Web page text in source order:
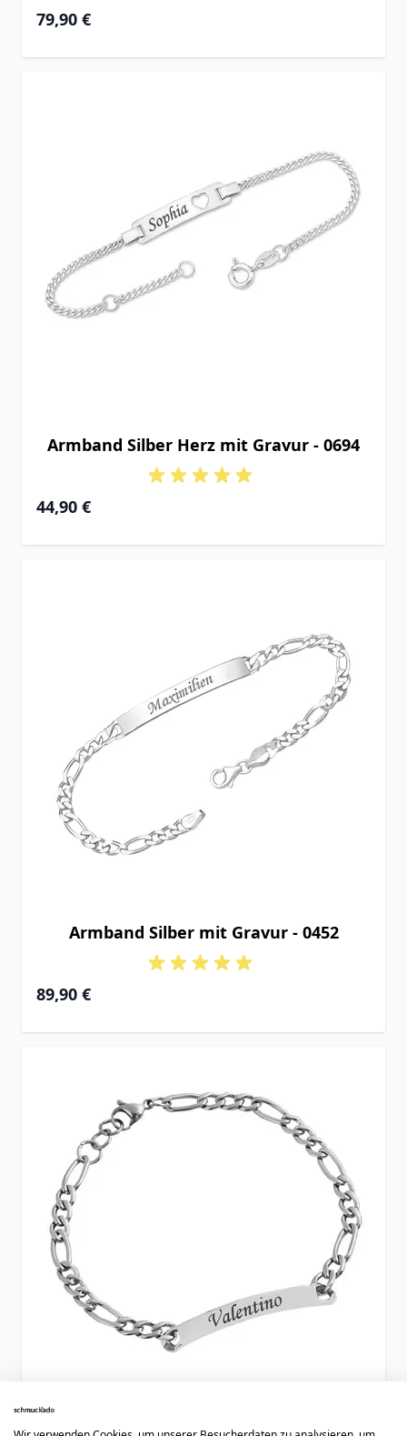
Ab
79,90 €
Armband Silber Herz mit Gravur - 0694
Ab
44,90 €
Armband Silber mit Gravur - 0452
Ab
89,90 €
Identitäts Armband Edelstahl mit Gravur